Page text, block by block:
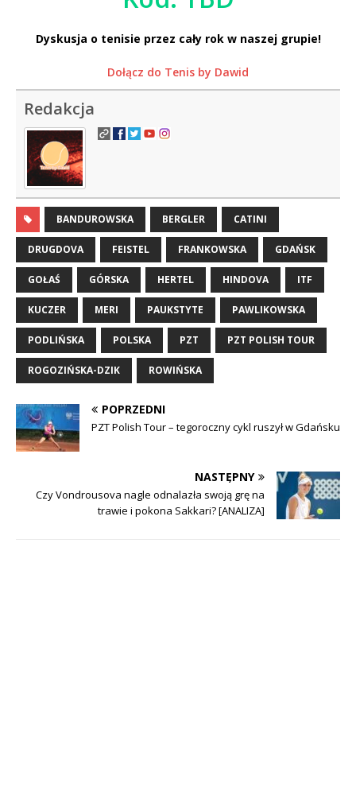
Dyskusja o tenisie przez cały rok w naszej grupie!
Dołącz do Tenis by Dawid
Redakcja
BANDUROWSKA BERGLER CATINI
DRUGDOVA FEISTEL FRANKOWSKA GDAŃSK
GOŁAŚ GÓRSKA HERTEL HINDOVA ITF
KUCZER MERI PAUKSTYTE PAWLIKOWSKA
PODLIŃSKA POLSKA PZT PZT POLISH TOUR
ROGOZIŃSKA-DZIK ROWIŃSKA
POPRZEDNI
PZT Polish Tour – tegoroczny cykl ruszył w Gdańsku
NASTĘPNY
Czy Vondrousova nagle odnalazła swoją grę na
trawie i pokona Sakkari? [ANALIZA]